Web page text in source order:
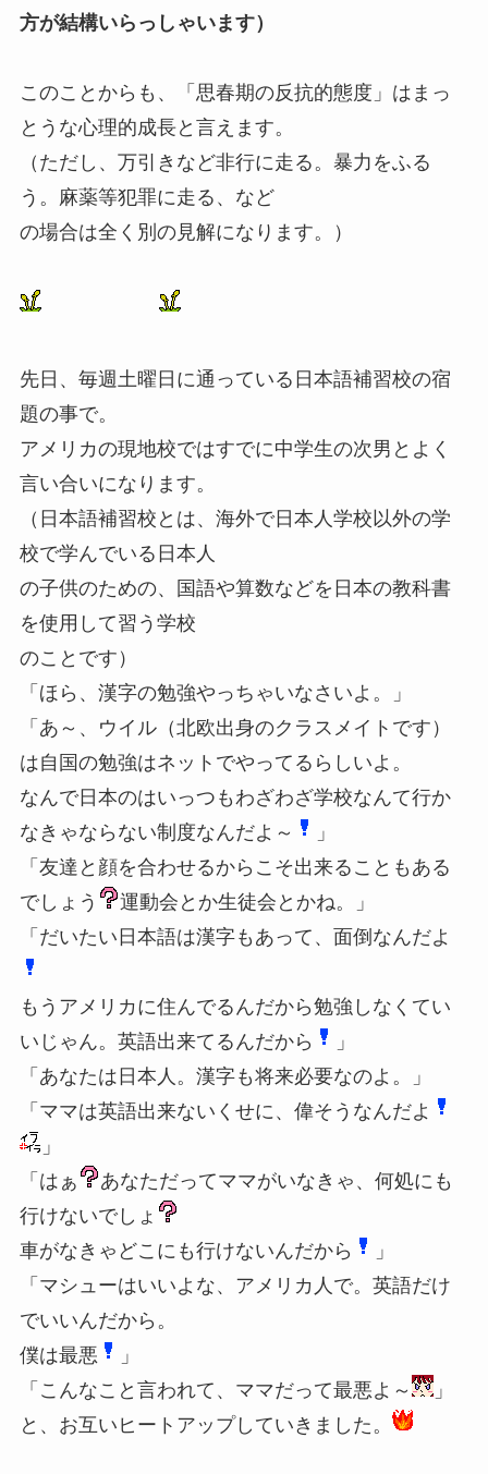
方が結構いらっしゃいます）
このことからも、「思春期の反抗的態度」はまっ
とうな心理的成長と言えます。
（ただし、万引きなど非行に走る。暴力をふる
う。麻薬等犯罪に走る、など
の場合は全く別の見解になります。）
先日、毎週土曜日に通っている日本語補習校の宿
題の事で。
アメリカの現地校ではすでに中学生の次男とよく
言い合いになります。
（日本語補習校とは、海外で日本人学校以外の学
校で学んでいる日本人
の子供のための、国語や算数などを日本の教科書
を使用して習う学校
のことです）
「ほら、漢字の勉強やっちゃいなさいよ。」
「あ～、ウイル（北欧出身のクラスメイトです）
は自国の勉強はネットでやってるらしいよ。
なんで日本のはいっつもわざわざ学校なんて行か
なきゃならない制度なんだよ～
」
「友達と顔を合わせるからこそ出来ることもある
でしょう
運動会とか生徒会とかね。」
「だいたい日本語は漢字もあって、面倒なんだよ
もうアメリカに住んでるんだから勉強しなくてい
いじゃん。英語出来てるんだから
」
「あなたは日本人。漢字も将来必要なのよ。」
「ママは英語出来ないくせに、偉そうなんだよ
」
「はぁ
あなただってママがいなきゃ、何処にも
行けないでしょ
車がなきゃどこにも行けないんだから
」
「マシューはいいよな、アメリカ人で。英語だけ
でいいんだから。
僕は最悪
」
「こんなこと言われて、ママだって最悪よ～
」
と、お互いヒートアップしていきました。